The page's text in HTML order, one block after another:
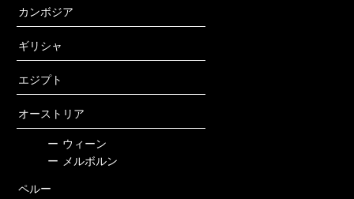
カンボジア
ギリシャ
エジプト
オーストリア
ー ウィーン
ー
メルボルン
ペルー